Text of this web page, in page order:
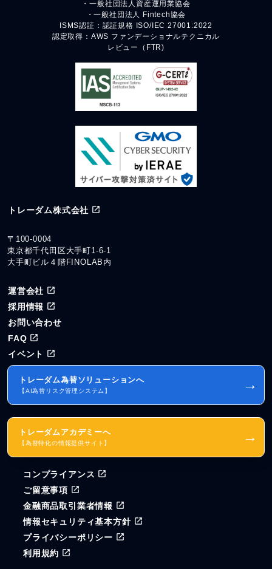
・一般社団法人資産運用業協会
・一般社団法人 Fintech協会
ISMS認証：認証規格 ISO/IEC 27001:2022
認定取得：AWS ファンデーショナルテクニカル
レビュー（FTR)
トレーダム株式会社
〒100-0004
東京都千代田区大手町1-6-1
大手町ビル４階FINOLAB内
運営会社
採用情報
お問い合わせ
FAQ
イベント
トレーダム為替ソリューションへ
【AI為替リスク管理システム】 →
トレーダムアカデミーへ
【為替特化の情報提供サイト】 →
コンプライアンス
ご留意事項
金融商品取引業者情報
情報セキュリティ基本方針
プライバシーポリシー
利用規約